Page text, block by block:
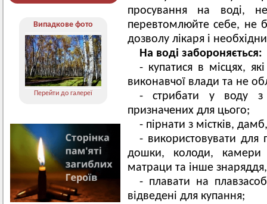
Випадкове фото
Перейти до галереї
просування на воді,
перевтомлюйте себе, не
дозволу лікаря і
На воді забороняється:
- купатися в місцях,
виконавчої влади та не
- стрибати у воду з
призначених для цього;
- пірнати з містків,
- використовувати для
дошки, колоди, камери
матраци та інше
- плавати на
відведені для купання;